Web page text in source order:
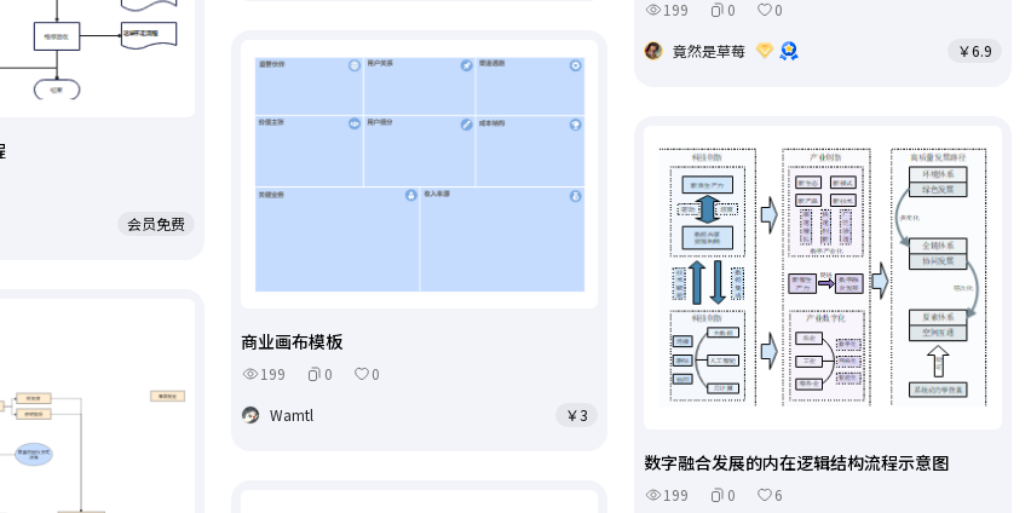
会员免费
199 0
0
竟然是草莓
￥6.9
商业画布模板
199 0
0
Wamtl
￥3
数字融合发展的内在逻辑结构流程示意图
199 0
6